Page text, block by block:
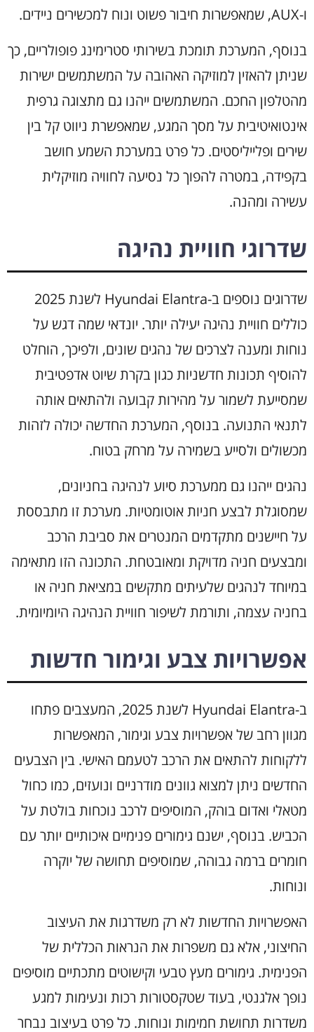
ו-AUX, שמאפשרות חיבור פשוט ונוח למכשירים ניידים.
בנוסף, המערכת תומכת בשירותי סטרימינג פופולריים, כך
שניתן להאזין למוזיקה האהובה על המשתמשים ישירות
מהטלפון החכם. המשתמשים ייהנו גם מתצוגה גרפית
אינטואיטיבית על מסך המגע, שמאפשרת ניווט קל בין
שירים ופלייליסטים. כל פרט במערכת השמע חושב
בקפידה, במטרה להפוך כל נסיעה לחוויה מוזיקלית
עשירה ומהנה.
שדרוגי חוויית נהיגה
שדרוגים נוספים ב-Hyundai Elantra לשנת 2025
כוללים חוויית נהיגה יעילה יותר. יונדאי שמה דגש על
נוחות ומענה לצרכים של נהגים שונים, ולפיכך, הוחלט
להוסיף תכונות חדשניות כגון בקרת שיוט אדפטיבית
שמסייעת לשמור על מהירות קבועה ולהתאים אותה
לתנאי התנועה. בנוסף, המערכת החדשה יכולה לזהות
מכשולים ולסייע בשמירה על מרחק בטוח.
נהגים ייהנו גם ממערכת סיוע לנהיגה בחניונים,
שמסוגלת לבצע חניות אוטומטיות. מערכת זו מתבססת
על חיישנים מתקדמים המנטרים את סביבת הרכב
ומבצעים חניה מדויקת ומאובטחת. התכונה הזו מתאימה
במיוחד לנהגים שלעיתים מתקשים במציאת חניה או
בחניה עצמה, ותורמת לשיפור חוויית הנהיגה היומיומית.
אפשרויות צבע וגימור חדשות
ב-Hyundai Elantra לשנת 2025, המעצבים פתחו
מגוון רחב של אפשרויות צבע וגימור, המאפשרות
ללקוחות להתאים את הרכב לטעמם האישי. בין הצבעים
החדשים ניתן למצוא גוונים מודרניים ונועזים, כמו כחול
מטאלי ואדום בוהק, המוסיפים לרכב נוכחות בולטת על
הכביש. בנוסף, ישנם גימורים פנימיים איכותיים יותר עם
חומרים ברמה גבוהה, שמוסיפים תחושה של יוקרה
ונוחות.
האפשרויות החדשות לא רק משדרגות את העיצוב
החיצוני, אלא גם משפרות את הנראות הכללית של
הפנימית. גימורים מעץ טבעי וקישוטים מתכתיים מוסיפים
נופך אלגנטי, בעוד שטקסטורות רכות ונעימות למגע
משדרות תחושת חמימות ונוחות. כל פרט בעיצוב נבחר